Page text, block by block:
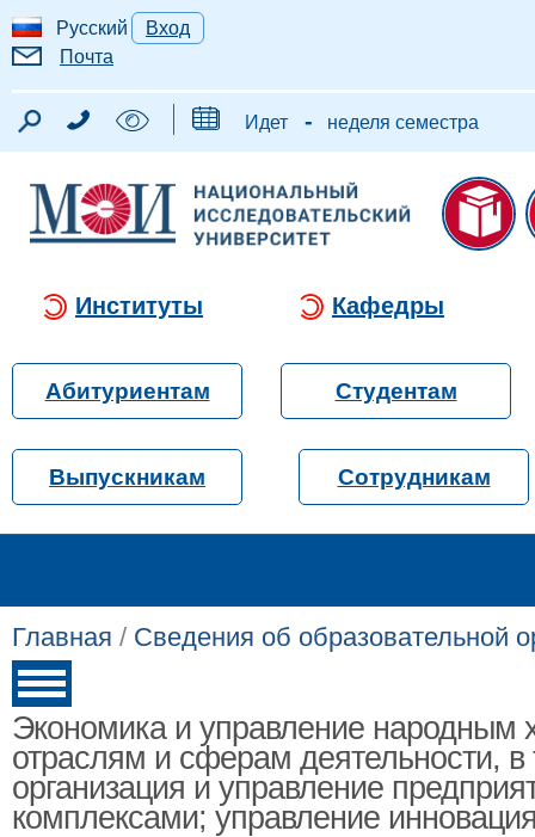
Русский
Вход
Почта
Идет - неделя семестра
Институты Кафедры
Абитуриентам Студентам
Выпускникам Сотрудникам
Главная / Сведения об образовательной
Экономика и управление народным
отраслям и сферам деятельности, в
организация и управление
комплексами; управление